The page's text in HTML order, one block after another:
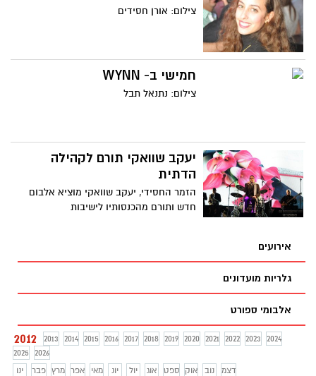
צילום: אורן חסידים
חמישי ב- WYNN
צילום: נתנאל תבל
יעקב שוואקי תורם לקהילה
הדתית
הזמר החסידי, יעקב שוואקי מוציא אלבום
חדש ותורם מהכנסותיו לישיבות
אירועים
גלריות מועדונים
אלבומי ספורט
2012 2013 2014 2015 2016 2017 2018 2019 2020 2021 2022 2023
2024
2025
2026
ינו
פבר מרץ אפר מאי יונ יול אוג ספט אוק נוב דצמ